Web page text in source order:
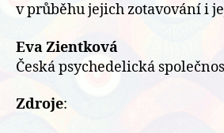
v průběhu jejich zotavování i
Eva Zientková
Česká psychedelická
Zdroje: